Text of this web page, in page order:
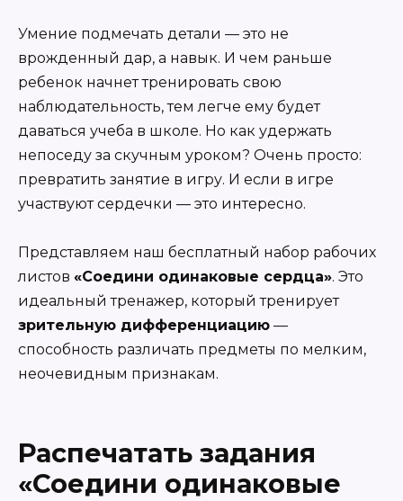
Умение подмечать детали — это не
врожденный дар, а навык. И чем раньше
ребенок начнет тренировать свою
наблюдательность, тем легче ему будет
даваться учеба в школе. Но как удержать
непоседу за скучным уроком? Очень просто:
превратить занятие в игру. И если в игре
участвуют сердечки — это интересно.
Представляем наш бесплатный набор рабочих
листов «Соедини одинаковые сердца». Это
идеальный тренажер, который тренирует
зрительную дифференциацию —
способность различать предметы по мелким,
неочевидным признакам.
Распечатать задания
«Соедини одинаковые